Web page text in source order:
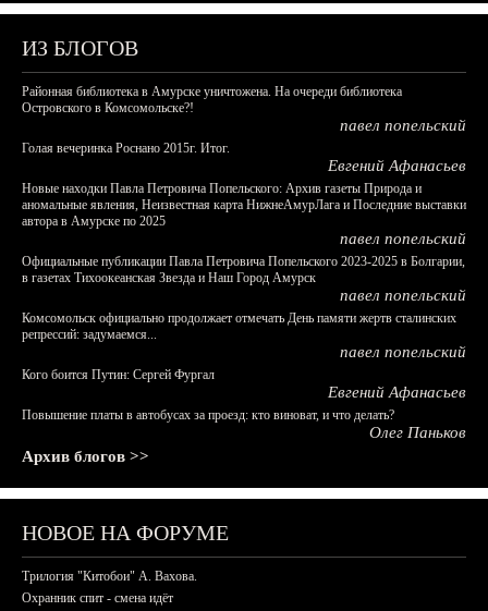
ИЗ БЛОГОВ
Районная библиотека в Амурске уничтожена. На очереди библиотека
Островского в Комсомольске?!
павел попельский
Голая вечеринка Роснано 2015г. Итог.
Евгений Афанасьев
Новые находки Павла Петровича Попельского: Архив газеты Природа и
аномальные явления, Неизвестная карта НижнеАмурЛага и Последние выставки
автора в Амурске по 2025
павел попельский
Официальные публикации Павла Петровича Попельского 2023-2025 в Болгарии,
в газетах Тихоокеанская Звезда и Наш Город Амурск
павел попельский
Комсомольск официально продолжает отмечать День памяти жертв сталинских
репрессий: задумаемся...
павел попельский
Кого боится Путин: Сергей Фургал
Евгений Афанасьев
Повышение платы в автобусах за проезд: кто виноват, и что делать?
Олег Паньков
Архив блогов >>
НОВОЕ НА ФОРУМЕ
Трилогия "Китобои" А. Вахова.
Охранник спит - смена идёт